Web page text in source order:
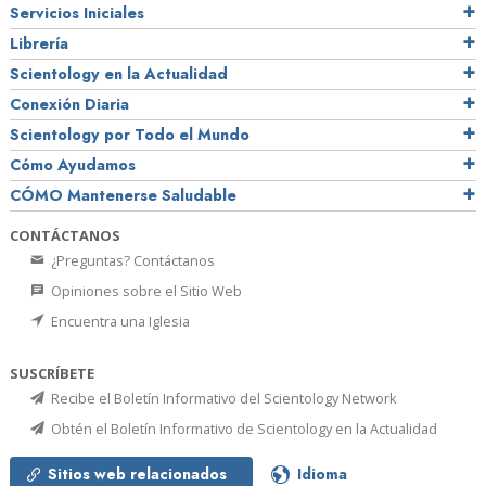
Servicios Iniciales
Librería
Scientology en la Actualidad
Conexión Diaria
Scientology por Todo el Mundo
Cómo Ayudamos
CÓMO Mantenerse Saludable
CONTÁCTANOS
¿Preguntas? Contáctanos
Opiniones sobre el Sitio Web
Encuentra una Iglesia
SUSCRÍBETE
Recibe el Boletín Informativo del Scientology Network
Obtén el Boletín Informativo de Scientology en la Actualidad
Sitios web relacionados Idioma